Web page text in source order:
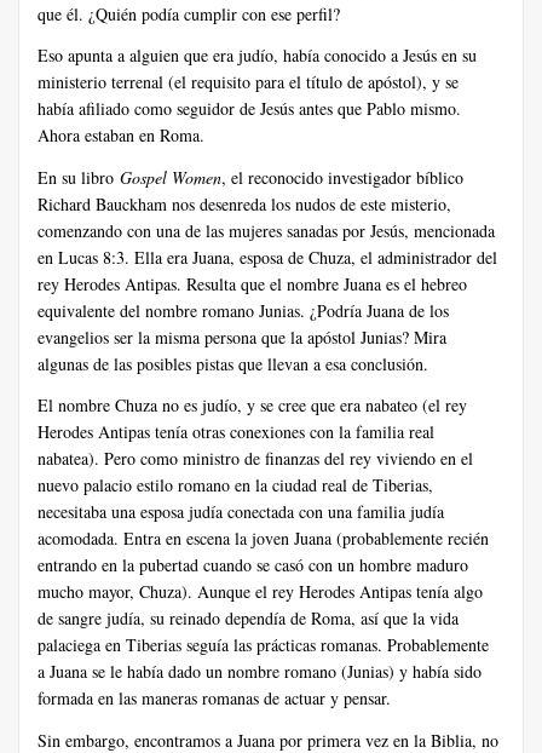
que él. ¿Quién podía cumplir con ese perfil?
Eso apunta a alguien que era judío, había conocido a Jesús en su
ministerio terrenal (el requisito para el título de apóstol), y se
había afiliado como seguidor de Jesús antes que Pablo mismo.
Ahora estaban en Roma.
En su libro Gospel Women, el reconocido investigador bíblico
Richard Bauckham nos desenreda los nudos de este misterio,
comenzando con una de las mujeres sanadas por Jesús, mencionada
en Lucas 8:3. Ella era Juana, esposa de Chuza, el administrador del
rey Herodes Antipas. Resulta que el nombre Juana es el hebreo
equivalente del nombre romano Junias. ¿Podría Juana de los
evangelios ser la misma persona que la apóstol Junias? Mira
algunas de las posibles pistas que llevan a esa conclusión.
El nombre Chuza no es judío, y se cree que era nabateo (el rey
Herodes Antipas tenía otras conexiones con la familia real
nabatea). Pero como ministro de finanzas del rey viviendo en el
nuevo palacio estilo romano en la ciudad real de Tiberias,
necesitaba una esposa judía conectada con una familia judía
acomodada. Entra en escena la joven Juana (probablemente recién
entrando en la pubertad cuando se casó con un hombre maduro
mucho mayor, Chuza). Aunque el rey Herodes Antipas tenía algo
de sangre judía, su reinado dependía de Roma, así que la vida
palaciega en Tiberias seguía las prácticas romanas. Probablemente
a Juana se le había dado un nombre romano (Junias) y había sido
formada en las maneras romanas de actuar y pensar.
Sin embargo, encontramos a Juana por primera vez en la Biblia, no